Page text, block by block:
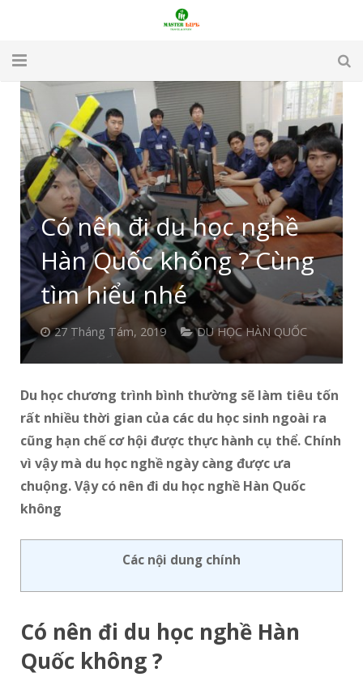
TRANG CHỦ
GIỚI THIỆU
DU LỊCH
DU HỌC
VISA
APARTMENT & HOTEL
TUYỂN DỤNG
LIÊN HỆ
Có nên đi du học nghề
Hàn Quốc không ? Cùng
tìm hiểu nhé
27 Tháng Tám, 2019 DU HỌC HÀN QUỐC
Du học chương trình bình thường sẽ làm tiêu tốn
rất nhiều thời gian của các du học sinh ngoài ra
cũng hạn chế cơ hội được thực hành cụ thể. Chính
vì vậy mà du học nghề ngày càng được ưa
chuộng. Vậy có nên đi du học nghề Hàn Quốc
không
Các nội dung chính
Có nên đi du học nghề Hàn
Quốc không ?